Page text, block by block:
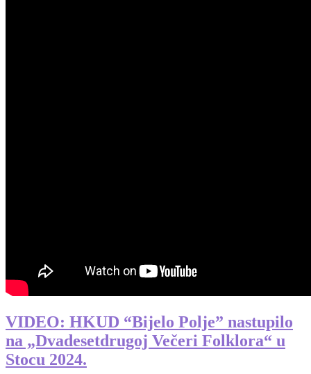
VIDEO: HKUD “Bijelo Polje” nastupilo
na „Dvadesetdrugoj Večeri Folklora“ u
Stocu 2024.